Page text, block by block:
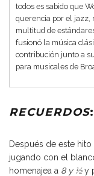
todos es sabido que
querencia por el jazz,
multitud de
fusionó la música
contribución junto a
para musicales de
RECUERDOS
Después de este
jugando con el
homenajea a 8 y ½y